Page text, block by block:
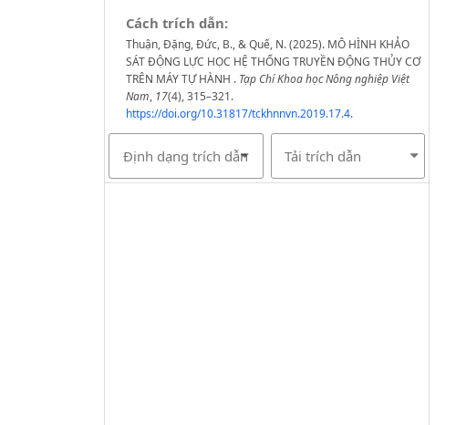
Cách trích dẫn:
Thuận, Đặng, Đức, B., & Quế, N. (2025). MÔ HÌNH KHẢO
SÁT ĐỘNG LỰC HỌC HỆ THỐNG TRUYỀN ĐỘNG THỦY CƠ
TRÊN MÁY TỰ HÀNH . Tạp Chí Khoa học Nông nghiệp Việt
Nam, 17(4), 315–321.
https://doi.org/10.31817/tckhnnvn.2019.17.4.
Định dạng trích dẫn Tải trích dẫn